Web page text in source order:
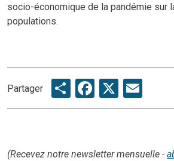
socio-économique de la pandémie sur
populations.
Partager ShareFacebook
X
(Recevez notre newsletter mensuelle -